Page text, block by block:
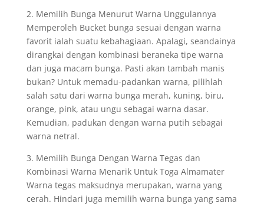
2. Memilih Bunga Menurut Warna Unggulannya
Memperoleh Bucket bunga sesuai dengan warna
favorit ialah suatu kebahagiaan. Apalagi, seandainya
dirangkai dengan kombinasi beraneka tipe warna
dan juga macam bunga. Pasti akan tambah manis
bukan? Untuk memadu-padankan warna, pilihlah
salah satu dari warna bunga merah, kuning, biru,
orange, pink, atau ungu sebagai warna dasar.
Kemudian, padukan dengan warna putih sebagai
warna netral.
3. Memilih Bunga Dengan Warna Tegas dan
Kombinasi Warna Menarik Untuk Toga Almamater
Warna tegas maksudnya merupakan, warna yang
cerah. Hindari juga memilih warna bunga yang sama